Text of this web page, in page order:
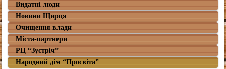
Видатні люди
Новини Щирця
Очищення влади
Міста-партнери
РЦ “Зустріч”
Народний дім “Просвіта”